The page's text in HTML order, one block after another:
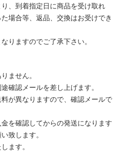
、到着指定日に商品を受け取れ
場合等、返品、交換はお受けでき
りますのでご了承下さい。
ません。
確認メールを差し上げます。
が異なりますので、確認メールで
を確認してからの発送になります
致します。
ます。